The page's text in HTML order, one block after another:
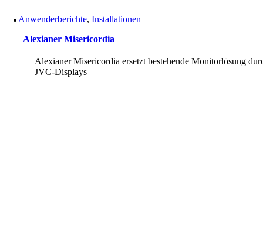
Anwenderberichte,Installationen
Alexianer Misericordia
Alexianer Misericordia ersetzt bestehende Monitorlösung
JVC-Displays